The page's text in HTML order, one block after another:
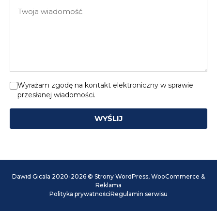
mail
wiadomość
Wyrażam zgodę na kontakt elektroniczny w sprawie
przesłanej wiadomości.
WYŚLIJ
Dawid Gicala 2020-2026 © Strony WordPress, WooCommerce &
Reklama
Polityka prywatnościRegulamin serwisu